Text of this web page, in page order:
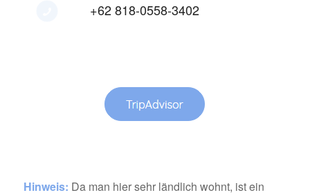
+62 818-0558-3402
Hinweis: Da man hier sehr ländlich wohnt, ist ein